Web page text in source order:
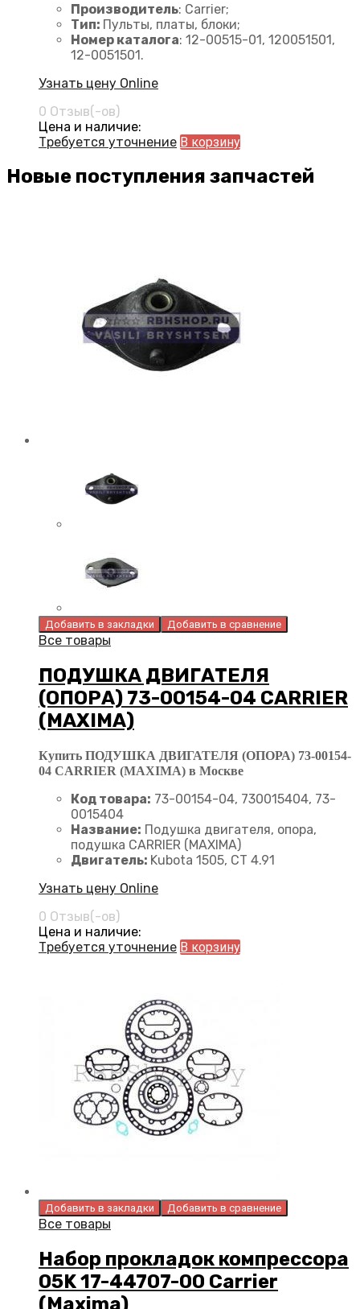
Производитель: Carrier;
Тип: Пульты, платы, блоки;
Номер каталога: 12-00515-01, 120051501,
12-0051501.
Узнать цену Online
0 Отзыв(-ов)
Цена и наличие:
Требуется уточнение В корзину
Новые поступления запчастей
Добавить в закладки Добавить в сравнение
Все товары
ПОДУШКА ДВИГАТЕЛЯ
(ОПОРА) 73-00154-04 CARRIER
(MAXIMA)
Купить ПОДУШКА ДВИГАТЕЛЯ (ОПОРА) 73-00154-
04 CARRIER (MAXIMA) в Москве
Код товара: 73-00154-04, 730015404, 73-
0015404
Название: Подушка двигателя, опора,
подушка CARRIER (MAXIMA)
Двигатель: Kubota 1505, CT 4.91
Узнать цену Online
0 Отзыв(-ов)
Цена и наличие:
Требуется уточнение В корзину
Добавить в закладки Добавить в сравнение
Все товары
Набор прокладок компрессора
05K 17-44707-00 Carrier
(Maxima)